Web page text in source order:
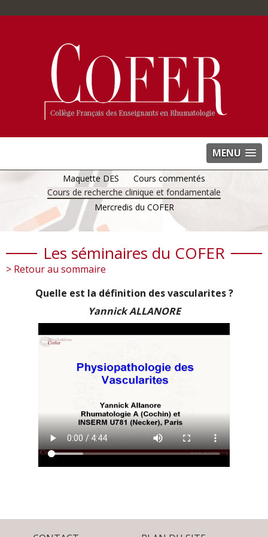
MENU
Maquette DES
Cours commentés
Cours de recherche clinique et fondamentale
Mercredis du COFER
Les séminaires du COFER
> Retour au sommaire
Quelle est la définition des vascularites ?
Yannick ALLANORE